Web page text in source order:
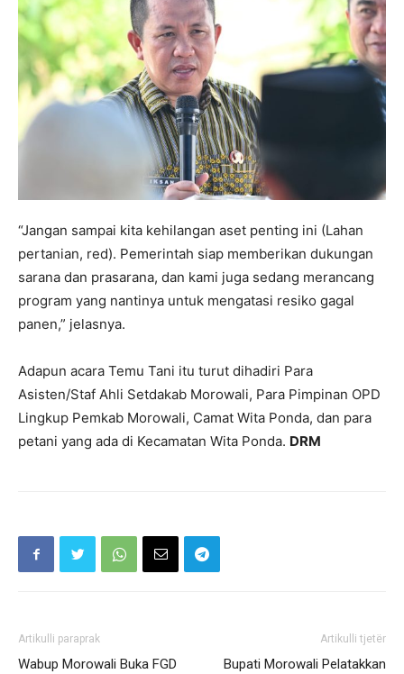
“Jangan sampai kita kehilangan aset penting ini (Lahan
pertanian, red). Pemerintah siap memberikan dukungan
sarana dan prasarana, dan kami juga sedang merancang
program yang nantinya untuk mengatasi resiko gagal
panen,” jelasnya.
Adapun acara Temu Tani itu turut dihadiri Para
Asisten/Staf Ahli Setdakab Morowali, Para Pimpinan OPD
Lingkup Pemkab Morowali, Camat Wita Ponda, dan para
petani yang ada di Kecamatan Wita Ponda. DRM
Artikulli paraprak
Wabup Morowali Buka FGD
Artikulli tjetër
Bupati Morowali Pelatakkan